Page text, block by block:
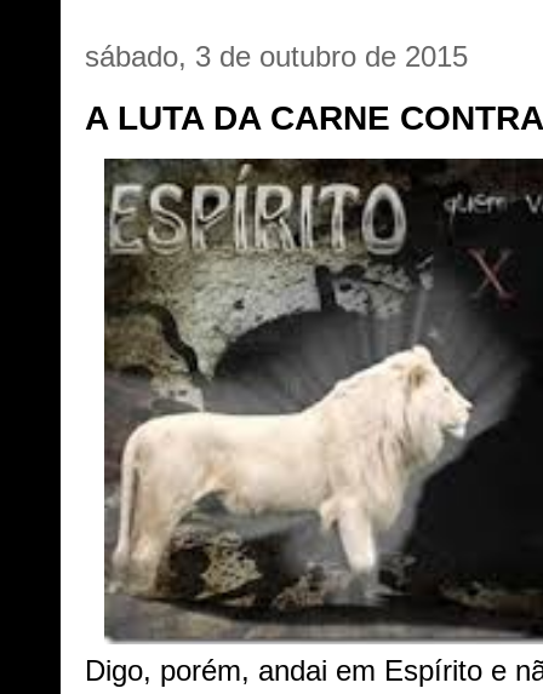
sábado, 3 de outubro de 2015
A LUTA DA CARNE
Digo, porém, andai em Espírito e